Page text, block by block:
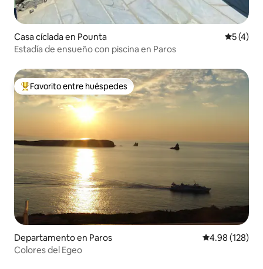
Casa cíclada en Pounta
5 (4)
Estadía de ensueño con piscina en Paros
De los mejores en Favorito entre huéspedes
Favorito entre huéspedes
Departamento en Paros Calificación
4.98 (128)
Colores del Egeo